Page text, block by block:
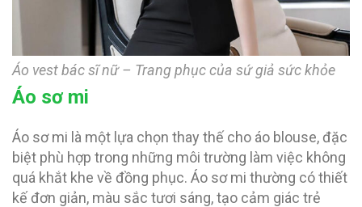
Áo vest bác sĩ nữ – Trang phục của sứ giả sức khỏe
Áo sơ mi
Áo sơ mi là một lựa chọn thay thế cho áo blouse, đặc
biệt phù hợp trong những môi trường làm việc không
quá khắt khe về đồng phục. Áo sơ mi thường có thiết
kế đơn giản, màu sắc tươi sáng, tạo cảm giác trẻ